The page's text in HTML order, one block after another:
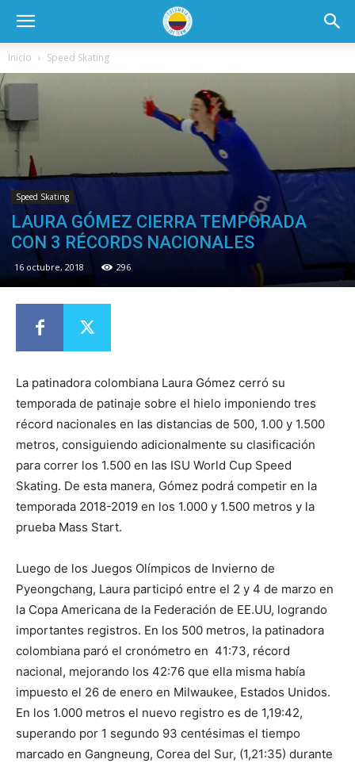
Inicio Speed Skating
Speed Skating
LAURA GÓMEZ CIERRA TEMPORADA
CON 3 RÉCORDS NACIONALES
16 octubre, 2018 296
La patinadora colombiana Laura Gómez cerró su
temporada de patinaje sobre el hielo imponiendo tres
récord nacionales en las distancias de 500, 1.00 y 1.500
metros, consiguiendo adicionalmente su clasificación
para correr los 1.500 en las ISU World Cup Speed
Skating. De esta manera, Gómez podrá competir en la
temporada 2018-2019 en los 1.000 y 1.500 metros y la
prueba Mass Start.
Luego de los Juegos Olímpicos de Invierno de
Pyeongchang, Laura participó entre el 2 y 4 de marzo en
la Copa Americana de la Federación de EE.UU, logrando
importantes registros. En los 500 metros, la patinadora
colombiana paró el cronómetro en 41:73, récord
nacional, mejorando los 42:76 que ella misma había
impuesto el 26 de enero en Milwaukee, Estados Unidos.
En los 1.000 metros el nuevo registro es de 1,19:42,
superando por 1 segundo 93 centésimas el tiempo
marcado en Gangneung, Corea del Sur, (1,21:35) durante